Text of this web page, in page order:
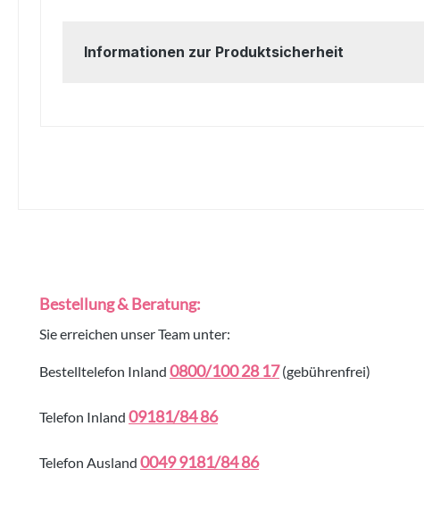
Informationen zur Produktsicherheit
Bestellung & Beratung:
Sie erreichen unser Team unter:
Bestelltelefon Inland 0800/100 28 17(gebührenfrei)
Telefon Inland 09181/84 86
Telefon Ausland 0049 9181/84 86